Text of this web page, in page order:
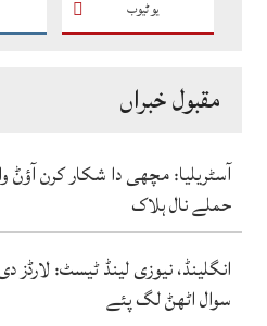
یو ٹیوب
مقبول خبراں
آسٹریلیا: مچھی دا شکار کرن آؤݨ
حملے نال ہلاک
انگلینڈ، نیوزی لینڈ ٹیسٹ: لارڈز
سوال اٹھݨ لگ پئے